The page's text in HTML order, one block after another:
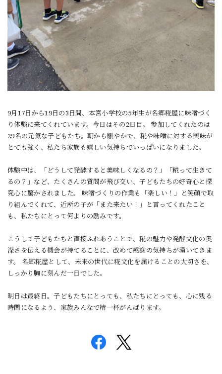
9月17日から19日の3日間、本宮小学校の5年生が名郷糀屋に味噌づく
り体験に来てくれています。今日はその2日目。 参加してくれたのは
29名の元気な子どもたち。朝から賑やかで、糀や味噌に対する興味が
とても強く、私たち家族も嬉しい気持ちでいっぱいになりました。
体験中は、「どうして発酵すると美味しくなるの？」「糀って生きて
るの？」など、たくさんの質問が飛び交い、子どもたちの好奇心と探
究心に驚かされました。 味噌づくりの作業も「楽しい！」と笑顔で取
り組んでくれて、近所の子が「また来たい！」と言ってくれたこと
も、私たちにとって何よりの励みです。
こうして子どもたちと直接ふれあうことで、糀の魅力や発酵文化の奥
深さを伝える機会が持てることに、改めて感謝の気持ちが湧いてきま
す。 名郷糀屋として、未来の世代に糀文化を届けることの大切さを、
しっかり胸に刻んだ一日でした。
明日は最終日。子どもたちにとっても、私たちにとっても、心に残る
時間になるよう、家族みんなで精一杯がんばります。